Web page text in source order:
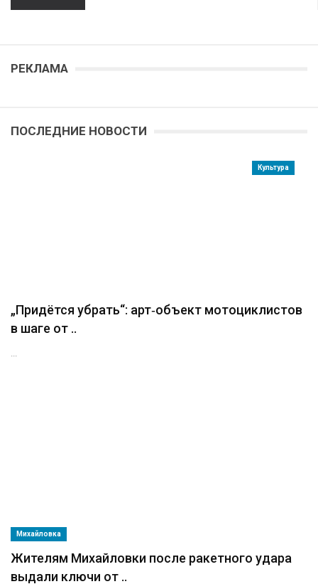
РЕКЛАМА
ПОСЛЕДНИЕ НОВОСТИ
Культура
„Придётся убрать“: арт‑объект мотоциклистов
в шаге от ..
...
Михайловка
Жителям Михайловки после ракетного удара
выдали ключи от ..